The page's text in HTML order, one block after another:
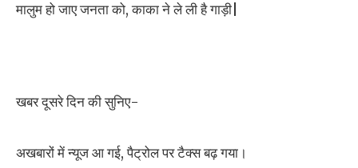
मालुम हो जाए जनता को, काका ने ले ली है गाड़ी|
खबर दूसरे दिन की सुनिए-
अखबारों में न्यूज आ गई, पैट्रोल पर टैक्स बढ़ गया।